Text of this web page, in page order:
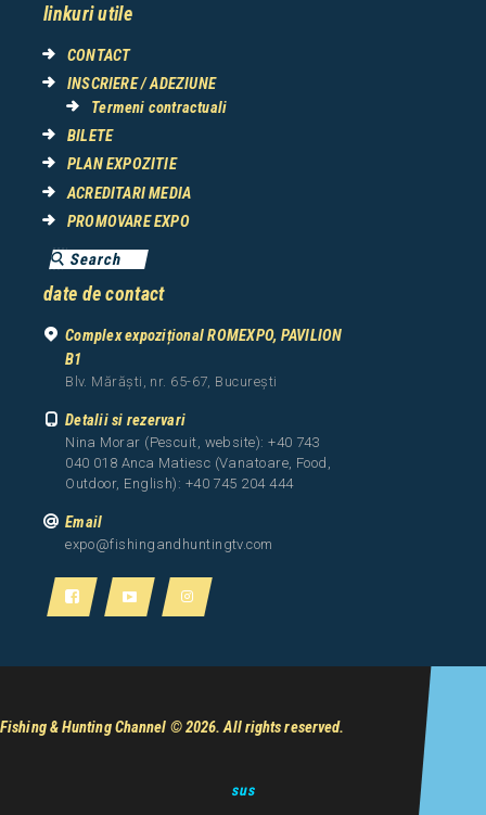
linkuri utile
CONTACT
INSCRIERE / ADEZIUNE
Termeni contractuali
BILETE
PLAN EXPOZITIE
ACREDITARI MEDIA
PROMOVARE EXPO
date de contact
Complex expozițional ROMEXPO, PAVILION
B1
Blv. Mărăști, nr. 65-67, București
Detalii si rezervari
Nina Morar (Pescuit, website): +40 743
040 018 Anca Matiesc (Vanatoare, Food,
Outdoor, English): +40 745 204 444
Email
expo@fishingandhuntingtv.com
Fishing & Hunting Channel © 2026. All rights reserved.
sus